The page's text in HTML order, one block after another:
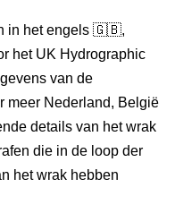
in het engels 🇬🇧,
het UK Hydrographic
van de
meer Nederland, België
details van het wrak
die in de loop der
het wrak hebben